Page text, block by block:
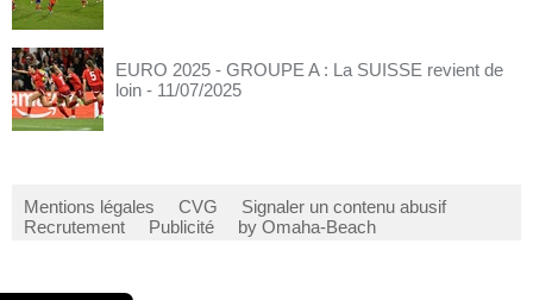
EURO 2025 - GROUPE A : La SUISSE revient de
loin - 11/07/2025
Mentions légales CVG
Signaler un contenu abusif
Recrutement
Publicité by Omaha-Beach